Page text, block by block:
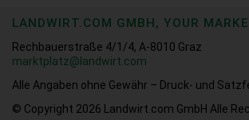
LANDWIRT.COM GMBH, YOUR
Rechbauerstraße 4/1/4, A-8010 Graz
marktplatz@landwirt.com
Alle Angaben ohne Gewähr – Druck- und
© Copyright 2026
Landwirt.com GmbH Alle